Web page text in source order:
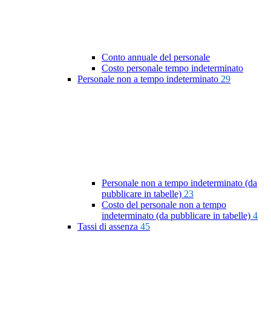
Conto annuale del personale
Costo personale tempo indeterminato
Personale non a tempo indeterminato 29
Personale non a tempo indeterminato (da
pubblicare in tabelle) 23
Costo del personale non a tempo
indeterminato (da pubblicare in tabelle) 4
Tassi di assenza 45